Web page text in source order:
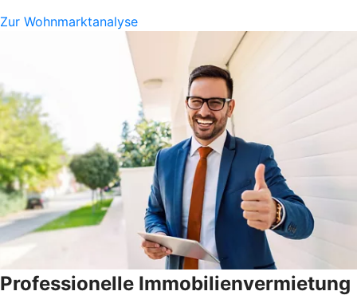
Zur Wohnmarktanalyse
Professionelle Immobilienvermietung